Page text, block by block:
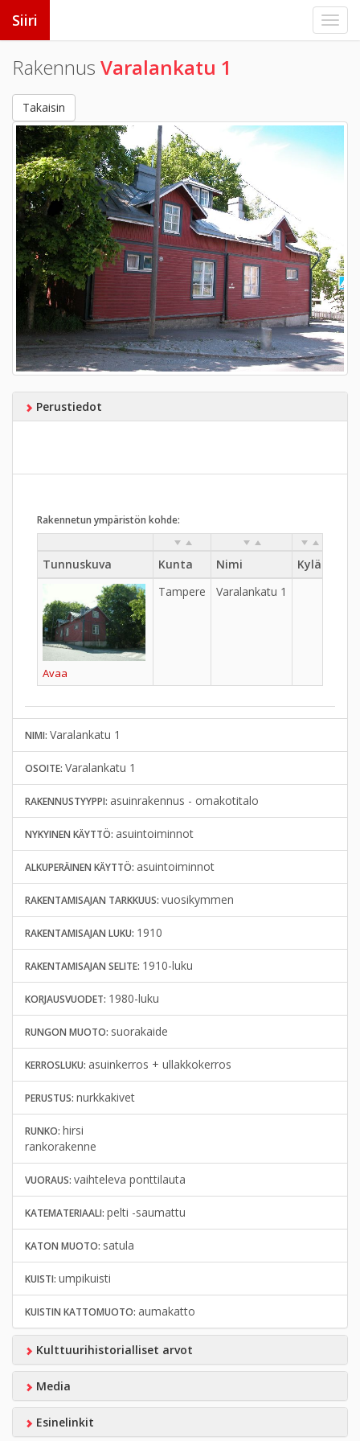
Siiri
Rakennus Varalankatu 1
Takaisin
Perustiedot
Rakennetun ympäristön kohde:
Tunnuskuva Kunta Nimi Kylä
Avaa
Tampere Varalankatu 1
NIMI: Varalankatu 1
OSOITE: Varalankatu 1
RAKENNUSTYYPPI: asuinrakennus - omakotitalo
NYKYINEN KÄYTTÖ: asuintoiminnot
ALKUPERÄINEN KÄYTTÖ: asuintoiminnot
RAKENTAMISAJAN TARKKUUS: vuosikymmen
RAKENTAMISAJAN LUKU: 1910
RAKENTAMISAJAN SELITE: 1910-luku
KORJAUSVUODET: 1980-luku
RUNGON MUOTO: suorakaide
KERROSLUKU: asuinkerros + ullakkokerros
PERUSTUS: nurkkakivet
RUNKO: hirsi
rankorakenne
VUORAUS: vaihteleva ponttilauta
KATEMATERIAALI: pelti -saumattu
KATON MUOTO: satula
KUISTI: umpikuisti
KUISTIN KATTOMUOTO: aumakatto
Kulttuurihistorialliset arvot
Media
Esinelinkit